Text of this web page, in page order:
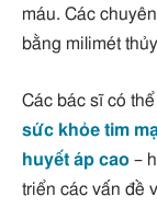
máu. Các
bằng milimét
Các bác sĩ có
sức khỏe tim
huyết áp cao –
triển các vấn đề